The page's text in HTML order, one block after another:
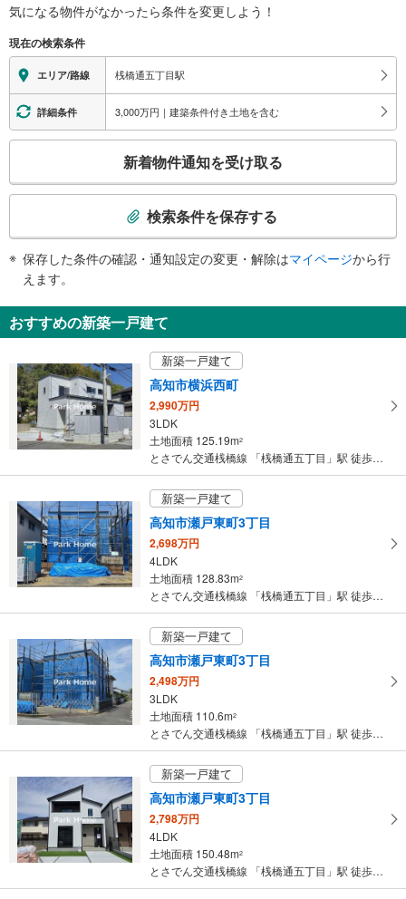
※段差なしでの移動経路
地上⇔ホーム：×
気になる物件がなかったら条件を変更しよう！
現在の検索条件
エリア/路線 桟橋通五丁目駅
詳細条件 3,000万円｜建築条件付き土地を含む
検
知
を
け
取
る
・
条
マ
イ
ー
ジ
存
す
る
新着物件通知を受け取る
検索条件を保存する
保存した条件の確認・通知設定の変更・解除はマイページから行
えます。
おすすめの新築一戸建て
新築一戸建て
高知市横浜西町
2,990万円
3LDK
土地面積 125.19m2
とさでん交通桟橋線 「桟橋通五丁目」駅 徒歩38分
新築一戸建て
高知市瀬戸東町3丁目
2,698万円
4LDK
土地面積 128.83m2
とさでん交通桟橋線 「桟橋通五丁目」駅 徒歩48分
新築一戸建て
高知市瀬戸東町3丁目
2,498万円
3LDK
土地面積 110.6m2
とさでん交通桟橋線 「桟橋通五丁目」駅 徒歩48分
新築一戸建て
高知市瀬戸東町3丁目
2,798万円
4LDK
土地面積 150.48m2
とさでん交通桟橋線 「桟橋通五丁目」駅 徒歩50分